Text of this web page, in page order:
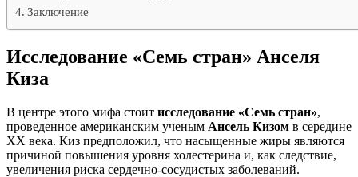
Заключение
Исследование «Семь стран» Анселя
Киза
В центре этого мифа стоит исследование «Семь стран»,
проведенное американским ученым Ансель Кизом в середине
XX века. Киз предположил, что насыщенные жиры являются
причиной повышения уровня холестерина и, как следствие,
увеличения риска сердечно-сосудистых заболеваний.